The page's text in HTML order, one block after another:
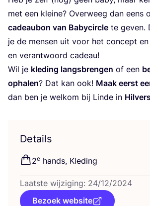
met een klei­ne? Over­weeg dan eens
cadeau­bon van Baby­cir­cle te geven.
je de men­sen uit voor het con­cept
en ver­ant­woord cadeau!
Wil je kle­ding langs­bren­gen of een
opha­len? Dat kan ook! Maak eerst
dan ben je wel­kom bij Lin­de in
Details
2e hands, Kleding
Laat­ste wij­zi­ging: 24/12/2024
Bezoek website